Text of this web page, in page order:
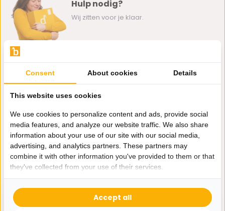
Hulp nodig?
Wij zitten voor je klaar.
0162-231130
klantenservice@bazaaronline.nl
Ontvang de nieuwste aanbiedingen en promoties. We zullen
je niet spammen, beloofd.
Abonneer
Consent About cookies Details
This website uses cookies
We use cookies to personalize content and ads, provide social
media features, and analyze our website traffic. We also share
information about your use of our site with our social media,
advertising, and analytics partners. These partners may
combine it with other information you've provided to them or that
they've collected from your use of their services.
Accept all